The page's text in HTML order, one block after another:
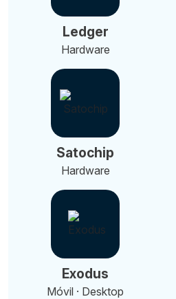
Ledger
Hardware
Satochip
Hardware
Exodus
Móvil · Desktop